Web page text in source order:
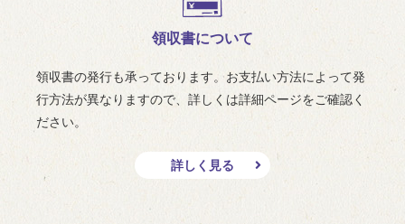
領収書について
領収書の発行も承っております。お支払い方法によって発
行方法が異なりますので、詳しくは詳細ページをご確認く
ださい。
詳しく見る